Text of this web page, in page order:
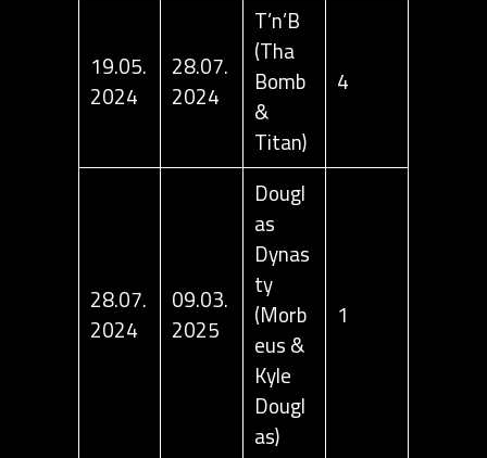
19.05.
2024
28.07.
2024
T’n’B
(Tha
Bomb
&
Titan)
4
28.07.
2024
09.03.
2025
Dougl
as
Dynas
ty
(Morb
eus &
Kyle
Dougl
as)
1